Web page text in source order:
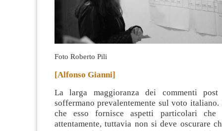
Foto Roberto Pili
[Alfonso Gianni]
La larga maggioranza dei commenti
soffermano prevalentemente sul voto italiano.
che esso fornisce aspetti particolari che
attentamente, tuttavia non si deve oscurare